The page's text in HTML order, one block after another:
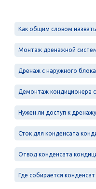
Как общим словом
Монтаж дренажной
Дренаж с наружного
Демонтаж кондиционера
Нужен ли доступ к
Сток для конденсата
Отвод конденсата
Где собирается